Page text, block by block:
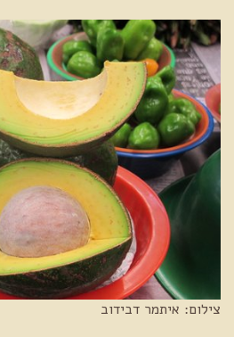
צילום: איתמר דבידוב